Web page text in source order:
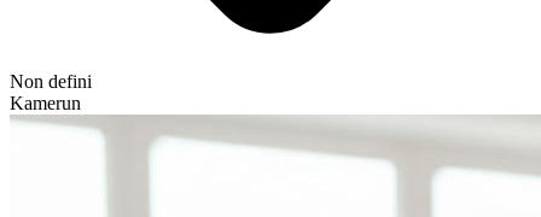
Non defini
Kamerun